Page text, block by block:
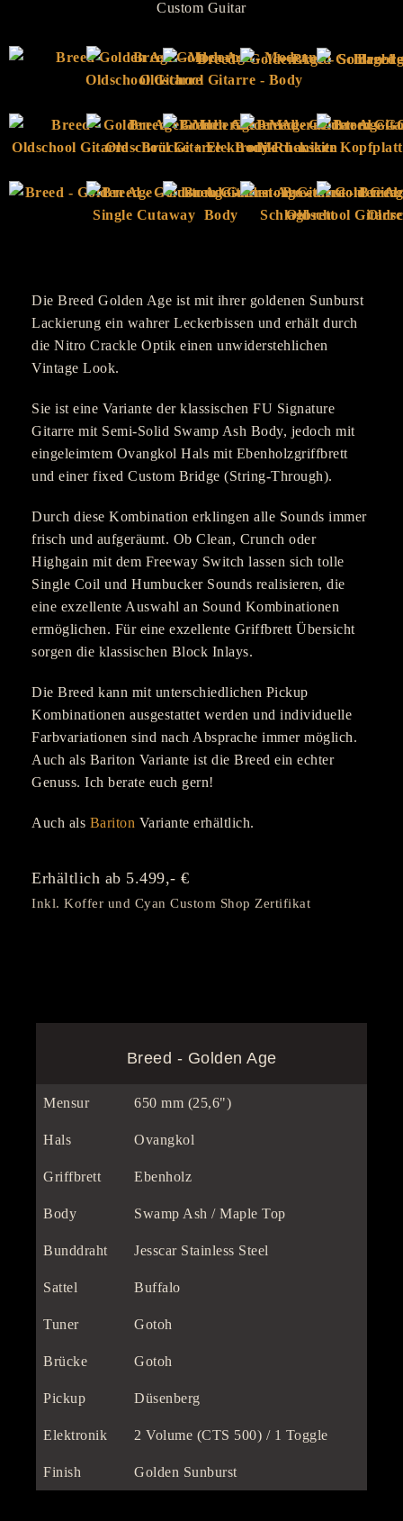
Die Breed Golden Age ist mit ihrer goldenen Sunburst
Lackierung ein wahrer Leckerbissen und erhält durch
die Nitro Crackle Optik einen unwiderstehlichen
Vintage Look.
Sie ist eine Variante der klassischen FU Signature
Gitarre mit Semi-Solid Swamp Ash Body, jedoch mit
eingeleimtem Ovangkol Hals mit Ebenholzgriffbrett
und einer fixed Custom Bridge (String-Through).
Durch diese Kombination erklingen alle Sounds immer
frisch und aufgeräumt. Ob Clean, Crunch oder
Highgain mit dem Freeway Switch lassen sich tolle
Single Coil und Humbucker Sounds realisieren, die
eine exzellente Auswahl an Sound Kombinationen
ermöglichen. Für eine exzellente Griffbrett Übersicht
sorgen die klassischen Block Inlays.
Die Breed kann mit unterschiedlichen Pickup
Kombinationen ausgestattet werden und individuelle
Farbvariationen sind nach Absprache immer möglich.
Auch als Bariton Variante ist die Breed ein echter
Genuss. Ich berate euch gern!
Auch als Bariton Variante erhältlich.
Erhältlich ab 5.499,- €
Inkl. Koffer und Cyan Custom Shop Zertifikat
Breed - Golden Age
Mensur 650 mm (25,6")
Hals Ovangkol
Griffbrett Ebenholz
Body Swamp Ash / Maple Top
Bunddraht Jesscar Stainless Steel
Sattel Buffalo
Tuner Gotoh
Brücke Gotoh
Pickup Düsenberg
Elektronik 2 Volume (CTS 500) / 1 Toggle
Finish Golden Sunburst